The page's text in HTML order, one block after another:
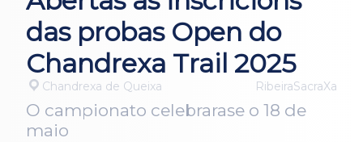
das probas Open do
Chandrexa Trail 2025
Chandrexa de Queixa RibeiraSacraXa
O campionato celebrarase o 18 de
maio